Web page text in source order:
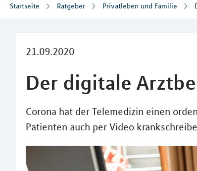
Startseite Ratgeber Privatleben und Familie
21.09.2020
Der digitale
Corona hat der Telemedizin einen
Patienten auch per Video